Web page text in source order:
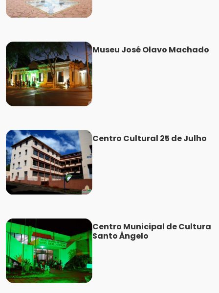
Museu José Olavo Machado
Centro Cultural 25 de Julho
Centro Municipal de Cultura
Santo Ângelo